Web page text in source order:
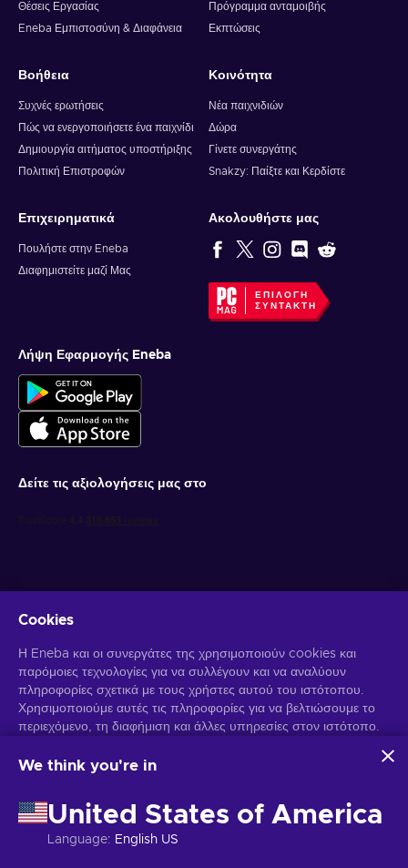
Θέσεις Εργασίας
Eneba Εμπιστοσύνη & Διαφάνεια
Πρόγραμμα ανταμοιβής
Εκπτώσεις
Βοήθεια
Συχνές ερωτήσεις
Πώς να ενεργοποιήσετε ένα παιχνίδι
Δημιουργία αιτήματος υποστήριξης
Πολιτική Επιστροφών
Κοινότητα
Νέα παιχνιδιών
Δώρα
Γίνετε συνεργάτης
Snakzy: Παίξτε και Κερδίστε
Επιχειρηματικά
Πουλήστε στην Eneba
Διαφημιστείτε μαζί Μας
Ακολουθήστε μας
ΕΠΙΛΟΓΉ
ΣΥΝΤΆΚΤΗ
Λήψη Εφαρμογής Eneba
Δείτε τις αξιολογήσεις μας στο
Λάβετε προσωποποιημένες προσφορές για παιχνίδια
Γραφτείτε συνδρομητής
Μπορείτε να απεγγραφείτε οποιαδήποτε στιγμή. Επισκεφθείτε την
Ειδοποίηση Απορρήτουγια περισσότερες πληροφορίες.
Cookies
Η Eneba και οι συνεργάτες της χρησιμοποιούν cookies και
παρόμοιες τεχνολογίες για να συλλέγουν και να αναλύουν
πληροφορίες σχετικά με τους χρήστες αυτού του ιστότοπου.
Χρησιμοποιούμε αυτές τις πληροφορίες για να βελτιώσουμε το
περιεχόμενο, τη διαφήμιση και άλλες υπηρεσίες στον ιστότοπο.
χρησιμοποιηθούν για την εξατομίκευση διαφημίσεων.
αυτών των τεχνολογιών από την Eneba και τους συνεργάτες
της. Μπορείτε να προσαρμόσετε τη συγκατάθεσή σας κάνοντας
κλικ στην επιλογή "Προσαρμογή".
We think you're in
United States of America
Language: English US